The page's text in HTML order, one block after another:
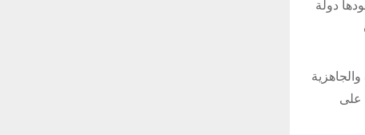
دولة
على